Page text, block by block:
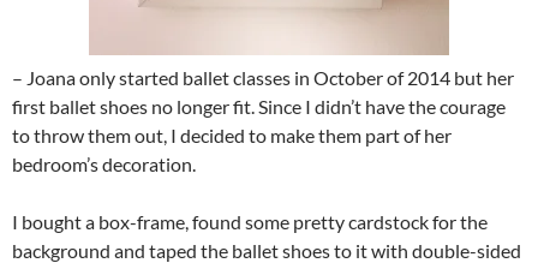
– Joana only started ballet classes in October of 2014 but her
first ballet shoes no longer fit. Since I didn’t have the courage
to throw them out, I decided to make them part of her
bedroom’s decoration.
I bought a box-frame, found some pretty cardstock for the
background and taped the ballet shoes to it with double-sided